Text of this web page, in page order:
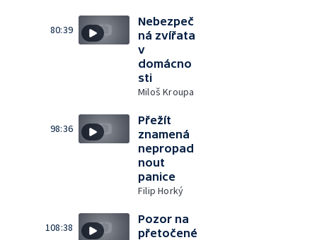
80:39
Nebezpeč
ná zvířata
v
domácno
sti
Miloš Kroupa
98:36
Přežít
znamená
nepropad
nout
panice
Filip Horký
108:38
Pozor na
přetočené